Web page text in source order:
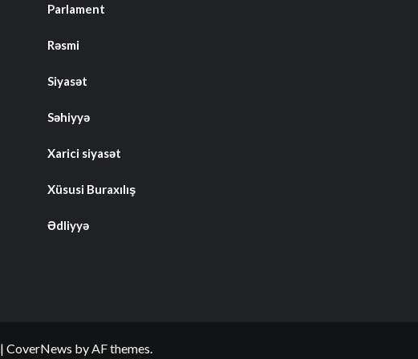
Parlament
Rəsmi
Siyasət
Səhiyyə
Xarici siyasət
Xüsusi Buraxılış
Ədliyyə
| CoverNews by AF themes.